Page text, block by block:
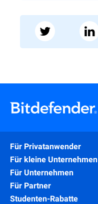
Für Privatanwender
Für kleine Unternehmen
Für Unternehmen
Für Partner
Studenten-Rabatte